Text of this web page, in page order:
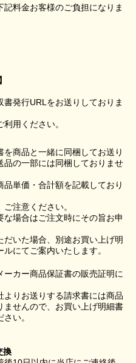
記料金お客様のご負担になりま
書発行URLをお送りしておりま
用ください。
を商品と一緒に同梱してお送り
品の一部には同梱しておりませ
品単価・合計額を記載しており
注意ください。
な場合はご注文時にその旨お申
だいた場合、別途お買い上げ明
にてご案内いたします。
ーカー商品保証書の販売証明に
よりお送りする請求書には商品
ませんので、お買い上げ明細書
い。
換